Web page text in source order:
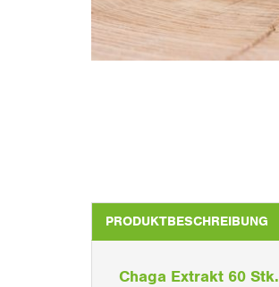
PRODUKTBESCHREIBUNG
Chaga Extrakt 60 Stk.